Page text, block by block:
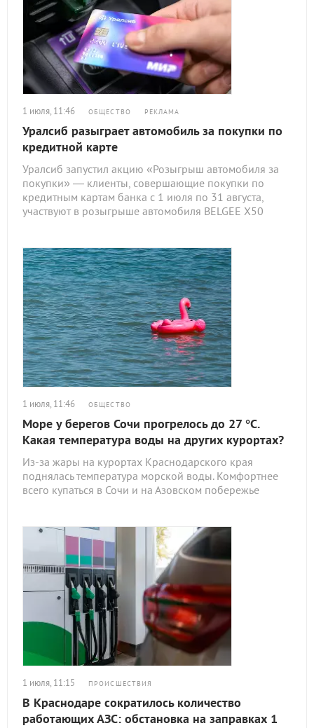
1 июля, 11:46 ОБЩЕСТВО РЕКЛАМА
Уралсиб разыграет автомобиль за покупки по
кредитной карте
Уралсиб запустил акцию «Розыгрыш автомобиля за
покупки» — клиенты, совершающие покупки по
кредитным картам банка с 1 июля по 31 августа,
участвуют в розыгрыше автомобиля BELGЕE X50
1 июля, 11:46 ОБЩЕСТВО
Море у берегов Сочи прогрелось до 27 °C.
Какая температура воды на других курортах?
Из-за жары на курортах Краснодарского края
поднялась температура морской воды. Комфортнее
всего купаться в Сочи и на Азовском побережье
1 июля, 11:15 ПРОИСШЕСТВИЯ
В Краснодаре сократилось количество
работающих АЗС: обстановка на заправках 1